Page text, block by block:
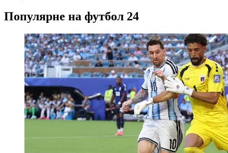
Популярне на футбол 24